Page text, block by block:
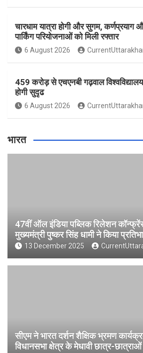
चारधाम यात्रा होगी और सुगम,
पार्किंग परियोजनाओं को मिली रफ्तार
6 August 2026
459 करोड़ से एचएनबी गढ़वाल
होगी सुदृढ
6 August 2026
भारत
47वीं ऑल इंडिया पब्लिक रिलेशन
मुख्यमंत्री पुष्कर सिंह धामी ने किया
13 December 2025
सीएम ने भारत दर्शन शैक्षिक भ्रमण
विधानसभा क्षेत्र के मेधावी छात्र-